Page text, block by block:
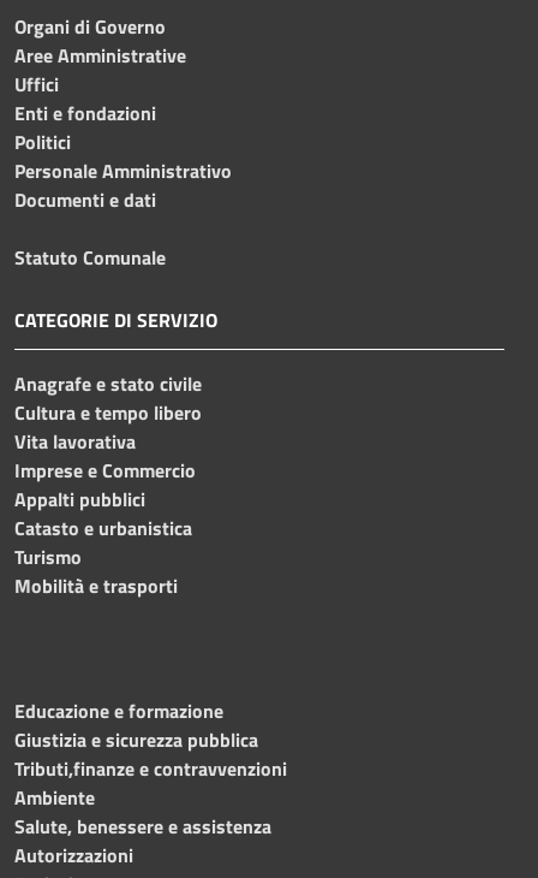
Organi di Governo
Aree Amministrative
Uffici
Enti e fondazioni
Politici
Personale Amministrativo
Documenti e dati
Statuto Comunale
CATEGORIE DI SERVIZIO
Anagrafe e stato civile
Cultura e tempo libero
Vita lavorativa
Imprese e Commercio
Appalti pubblici
Catasto e urbanistica
Turismo
Mobilità e trasporti
Educazione e formazione
Giustizia e sicurezza pubblica
Tributi,finanze e contravvenzioni
Ambiente
Salute, benessere e assistenza
Autorizzazioni